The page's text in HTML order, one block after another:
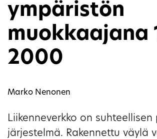
ympäristön
muokkaajana
2000
Marko Nenonen
Liikenneverkko on suhteellisen
järjestelmä. Rakennettu väylä